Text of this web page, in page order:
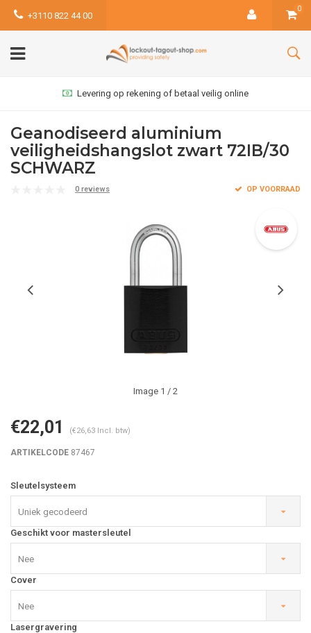
+3110 822 44 00
0
Levering op rekening of betaal veilig online
Geanodiseerd aluminium
veiligheidshangslot zwart 72IB/30
SCHWARZ
0 reviews OP VOORRAAD
Image 1 / 2
€22,01 (€26,63 Incl. btw)
ARTIKELCODE 87467
Sleutelsysteem
Uniek gecodeerd
Geschikt voor mastersleutel
Nee
Cover
Nee
Lasergravering